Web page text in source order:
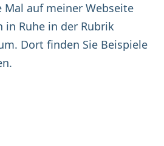
Mal auf meiner Webseite
in Ruhe in der Rubrik
Dort finden Sie Beispiele